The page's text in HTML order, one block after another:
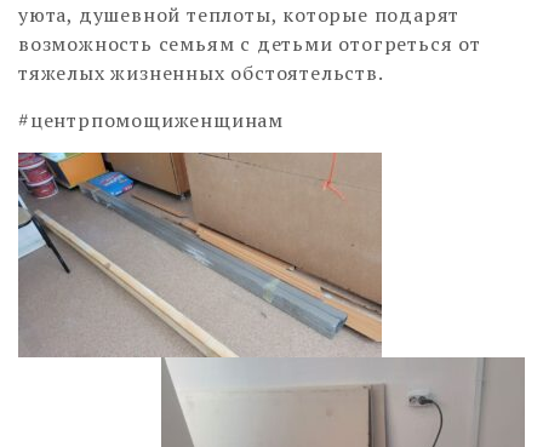
уюта, душевной теплоты, которые подарят
возможность семьям с детьми отогреться от
тяжелых жизненных обстоятельств.
#центрпомощиженщинам